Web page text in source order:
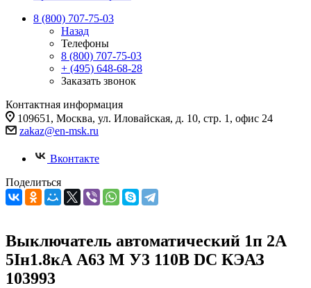
8 (800) 707-75-03
Назад
Телефоны
8 (800) 707-75-03
+ (495) 648-68-28
Заказать звонок
Контактная информация
109651, Москва, ул. Иловайская, д. 10, стр. 1, офис 24
zakaz@en-msk.ru
Вконтакте
Поделиться
Выключатель автоматический 1п 2А
5Iн1.8кА А63 М У3 110В DC КЭАЗ
103993